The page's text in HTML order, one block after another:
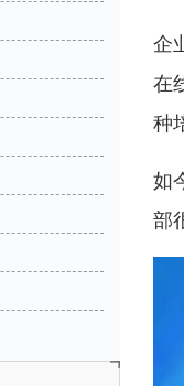
企
在
种
如
部